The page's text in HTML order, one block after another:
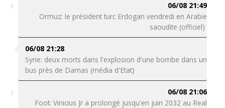
06/08 21:49
Ormuz: le président turc Erdogan vendredi en Arabie
saoudite (officiel)
06/08 21:28
Syrie: deux morts dans l'explosion d'une bombe dans un
bus près de Damas (média d'Etat)
06/08 21:06
Foot: Vinicius Jr a prolongé jusqu'en juin 2032 au Real